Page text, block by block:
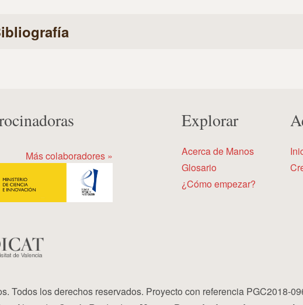
Más colaboradores »
Explorar
Acerca de Manos
Glosario
¿Cómo empezar?
Todos los derechos reservados. Proyecto con referencia PGC2018-